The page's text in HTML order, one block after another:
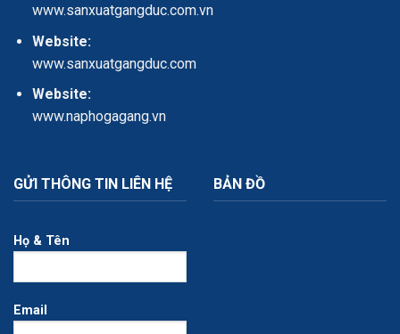
www.sanxuatgangduc.com.vn
Website:
www.sanxuatgangduc.com
Website:
www.naphogagang.vn
GỬI THÔNG TIN LIÊN HỆ
Họ & Tên
Email
BẢN ĐỒ